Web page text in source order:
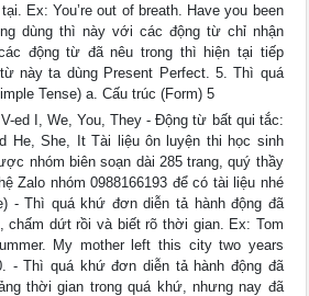
Ex: You’re out of breath. Have you been
dùng thì này với các động từ chỉ nhận
động từ đã nêu trong thì hiện tại tiếp
này ta dùng Present Perfect. 5. Thì quá
Tense) a. Cấu trúc (Form) 5
ed I, We, You, They - Động từ bất qui tắc:
He, She, It Tài liệu ôn luyện thi học sinh
nhóm biên soạn dài 285 trang, quý thầy
Zalo nhóm 0988166193 để có tài liệu nhé
- Thì quá khứ đơn diễn tả hành động đã
chấm dứt rồi và biết rõ thời gian. Ex: Tom
My mother left this city two years
- Thì quá khứ đơn diễn tả hành động đã
thời gian trong quá khứ, nhưng nay đã